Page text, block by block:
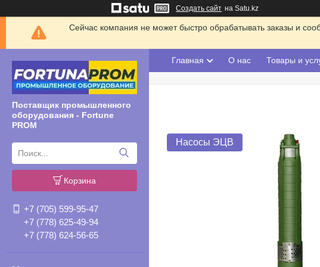
Создать сайт на Satu.kz
Сейчас компания не может быстро обрабатывать заказы и
Поставщик промышленного
оборудования - Fortune
PROM
Корзина
+7 (705) 599-95-47
+7 (778) 625-49-94
+7 (778) 624-56-65
Главная О нас Товары и
Насосы ЭЦВ